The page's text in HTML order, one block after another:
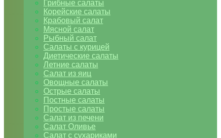
Грибные салаты
Корейские салаты
Крабовый салат
Мясной салат
Рыбный салат
Салаты с курицей
Диетические салаты
Летние салаты
Салат из яиц
Овощные салаты
Острые салаты
Постные салаты
Простые салаты
Салат из печени
Салат Оливье
Салат с сухариками